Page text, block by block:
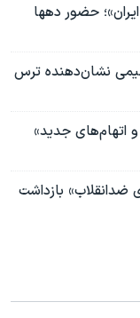
حضور دهها
نشان‌دهنده ترس
اتهام‌های جدید»
ضدانقلاب» بازداشت